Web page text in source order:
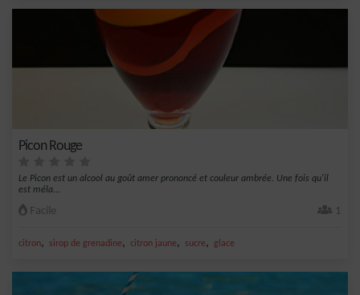
Picon Rouge
Le Picon est un alcool au goût amer prononcé et couleur ambrée. Une fois qu'il
est méla...
Facile 1
citron, sirop de grenadine, citron jaune, sucre, glace